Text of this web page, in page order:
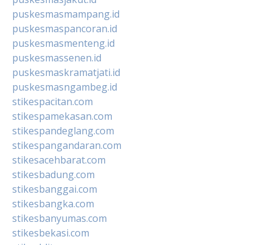
puskesmasmampang.id
puskesmaspancoran.id
puskesmasmenteng.id
puskesmassenen.id
puskesmaskramatjati.id
puskesmasngambeg.id
stikespacitan.com
stikespamekasan.com
stikespandeglang.com
stikespangandaran.com
stikesacehbarat.com
stikesbadung.com
stikesbanggai.com
stikesbangka.com
stikesbanyumas.com
stikesbekasi.com